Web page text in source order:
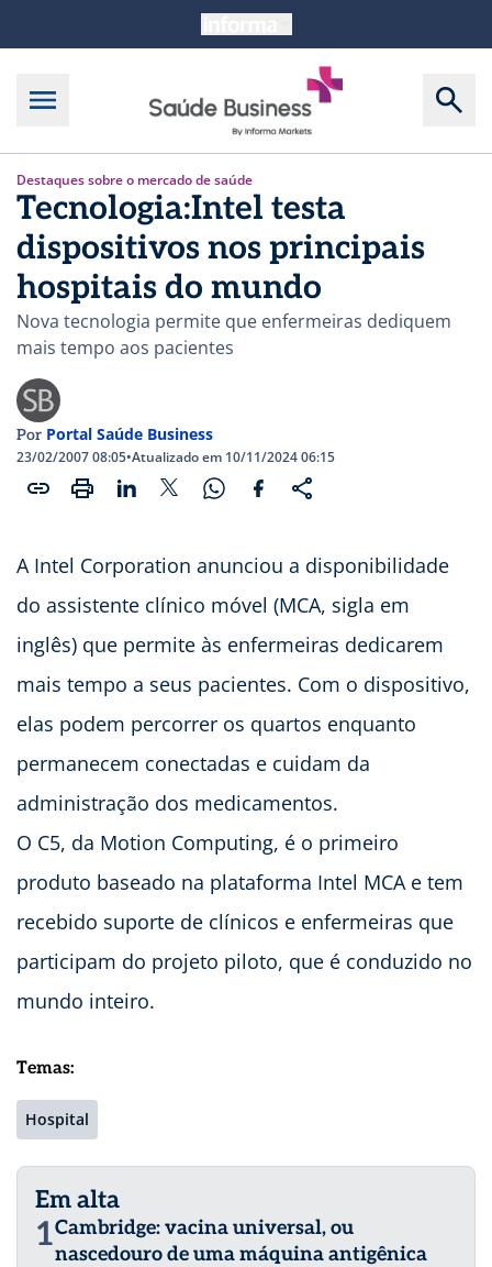
Destaques sobre o mercado de saúde
Tecnologia:Intel testa
dispositivos nos principais
hospitais do mundo
Nova tecnologia permite que enfermeiras dediquem
mais tempo aos pacientes
Por Portal Saúde Business
23/02/2007 08:05•Atualizado em 10/11/2024 06:15
A Intel Corporation anunciou a disponibilidade
do assistente clínico móvel (MCA, sigla em
inglês) que permite às enfermeiras dedicarem
mais tempo a seus pacientes. Com o dispositivo,
elas podem percorrer os quartos enquanto
permanecem conectadas e cuidam da
administração dos medicamentos.
O C5, da Motion Computing, é o primeiro
produto baseado na plataforma Intel MCA e tem
recebido suporte de clínicos e enfermeiras que
participam do projeto piloto, que é conduzido no
mundo inteiro.
Temas:
Hospital
Em alta
1Cambridge: vacina universal, ou
nascedouro de uma máquina antigênica